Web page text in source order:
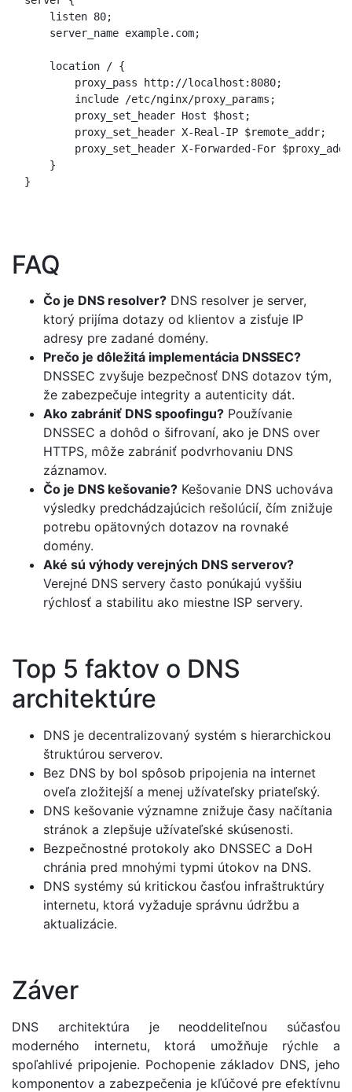
      listen 80;
      server_name example.com;
      location / {
          proxy_pass http://localhost:8080;
          include /etc/nginx/proxy_params;
          proxy_set_header Host $host;
          proxy_set_header X-Real-IP $remote_addr;
proxy_set_header X-Forwarded-For
      }
  }
FAQ
Čo je DNS resolver? DNS resolver je server,
ktorý prijíma dotazy od klientov a zisťuje IP
adresy pre zadané domény.
Prečo je dôležitá implementácia DNSSEC?
DNSSEC zvyšuje bezpečnosť DNS dotazov tým,
že zabezpečuje integrity a autenticity dát.
Ako zabrániť DNS spoofingu? Používanie
DNSSEC a dohôd o šifrovaní, ako je DNS over
HTTPS, môže zabrániť podvrhovaniu DNS
záznamov.
Čo je DNS kešovanie? Kešovanie DNS uchováva
výsledky predchádzajúcich rešolúcií, čím znižuje
potrebu opätovných dotazov na rovnaké
domény.
Aké sú výhody verejných DNS serverov?
Verejné DNS servery často ponúkajú vyššiu
rýchlosť a stabilitu ako miestne ISP servery.
Top 5 faktov o DNS
architektúre
DNS je decentralizovaný systém s hierarchickou
štruktúrou serverov.
Bez DNS by bol spôsob pripojenia na internet
oveľa zložitejší a menej užívateľsky priateľský.
DNS kešovanie významne znižuje časy načítania
stránok a zlepšuje užívateľské skúsenosti.
Bezpečnostné protokoly ako DNSSEC a DoH
chránia pred mnohými typmi útokov na DNS.
DNS systémy sú kritickou časťou infraštruktúry
internetu, ktorá vyžaduje správnu údržbu a
aktualizácie.
Záver
DNS architektúra je neoddeliteľnou súčasťou
moderného internetu, ktorá umožňuje rýchle a
spoľahlivé pripojenie. Pochopenie základov DNS, jeho
komponentov a zabezpečenia je kľúčové pre efektívnu